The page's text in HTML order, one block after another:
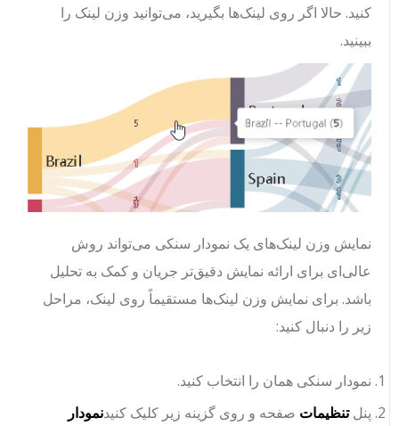
کنید. حالا اگر روی لینک‌ها بگیرید، می‌توانید وزن لینک را
ببینید.
نمایش وزن لینک‌های یک نمودار سنکی می‌تواند روش
عالی‌ای برای ارائه نمایش دقیق‌تر جریان و کمک به تحلیل
باشد. برای نمایش وزن لینک‌ها مستقیماً روی لینک، مراحل
زیر را دنبال کنید:
نمودار سنکی همان را انتخاب کنید.
پنل تنظیماتصفحه و روی گزینه زیر کلیک کنیدنمودار